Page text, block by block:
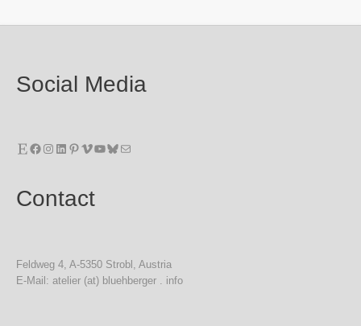
Social Media
EtsyFacebook
Instagram
LinkedIn
Pinterest
Vimeo
YouTube
Bluesky
E-Mail
Contact
Feldweg 4, A-5350 Strobl, Austria
E-Mail: atelier (at) bluehberger . info